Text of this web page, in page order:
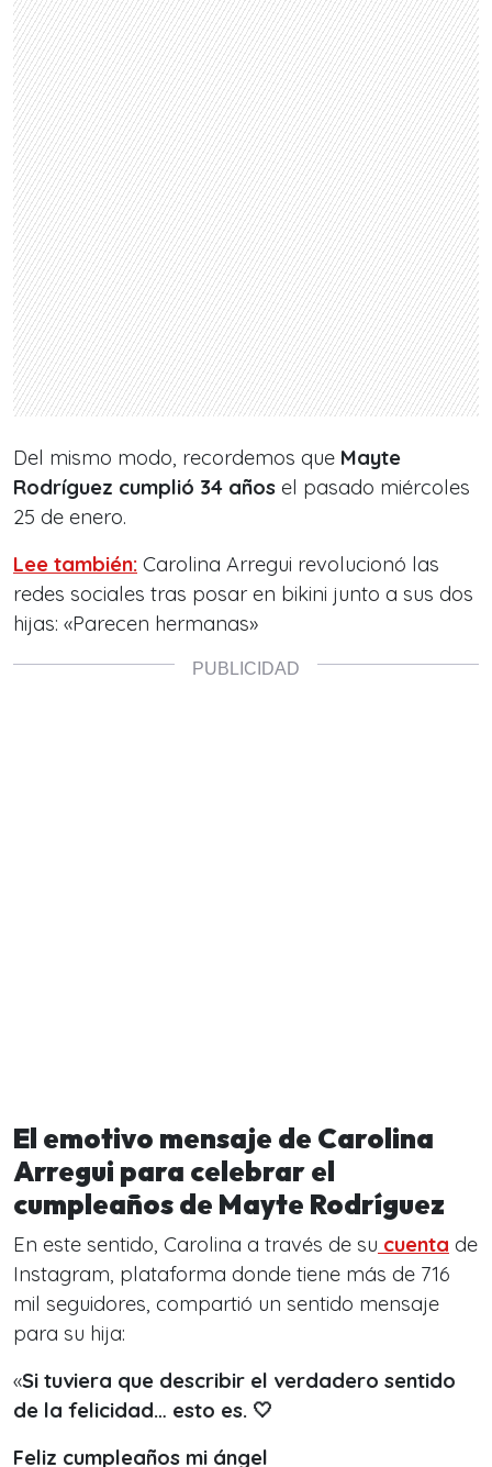
Del mismo modo, recordemos que Mayte
Rodríguez cumplió 34 años el pasado miércoles
25 de enero.
Lee también: Carolina Arregui revolucionó las
redes sociales tras posar en bikini junto a sus dos
hijas: «Parecen hermanas»
El emotivo mensaje de Carolina
Arregui para celebrar el
cumpleaños de Mayte Rodríguez
En este sentido, Carolina a través de su cuenta de
Instagram, plataforma donde tiene más de 716
mil seguidores, compartió un sentido mensaje
para su hija:
«Si tuviera que describir el verdadero sentido
de la felicidad… esto es. 🤍
Feliz cumpleaños mi ángel